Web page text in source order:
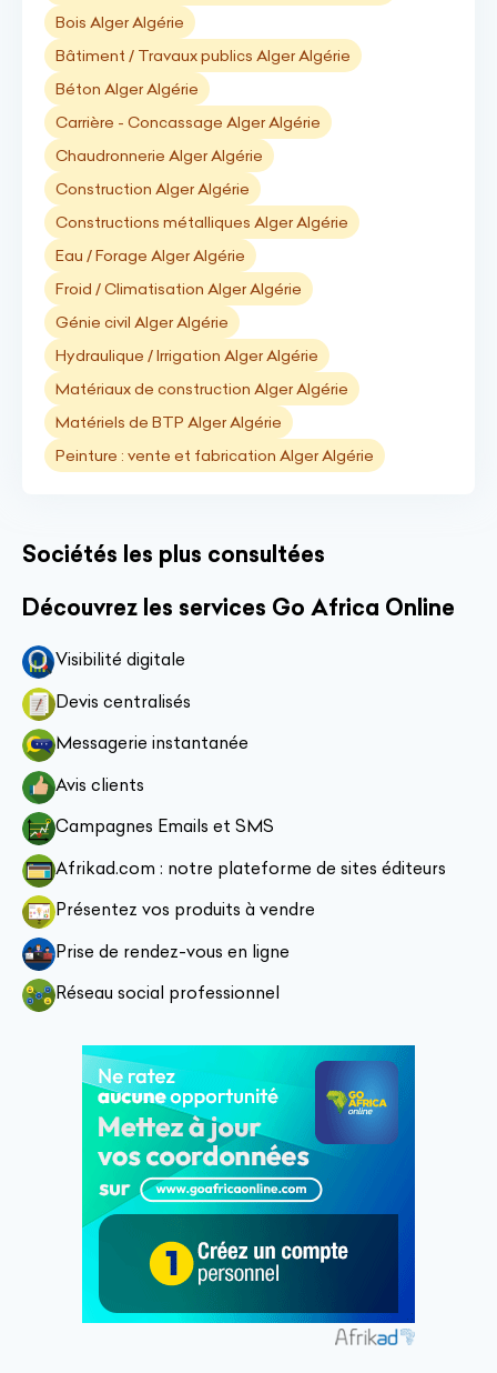
Bois Alger Algérie
Bâtiment / Travaux publics Alger Algérie
Béton Alger Algérie
Carrière - Concassage Alger Algérie
Chaudronnerie Alger Algérie
Construction Alger Algérie
Constructions métalliques Alger Algérie
Eau / Forage Alger Algérie
Froid / Climatisation Alger Algérie
Génie civil Alger Algérie
Hydraulique / Irrigation Alger Algérie
Matériaux de construction Alger Algérie
Matériels de BTP Alger Algérie
Peinture : vente et fabrication Alger Algérie
Sociétés les plus consultées
Découvrez les services Go Africa Online
Visibilité digitale
Devis centralisés
Messagerie instantanée
Avis clients
Campagnes Emails et SMS
Afrikad.com : notre plateforme de sites éditeurs
Présentez vos produits à vendre
Prise de rendez-vous en ligne
Réseau social professionnel